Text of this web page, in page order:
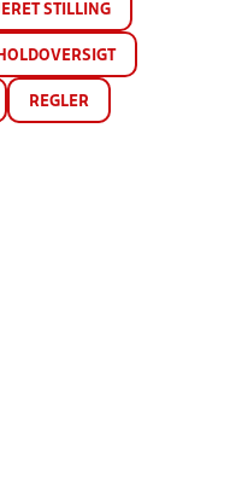
STILLING
HOLDOVERSIGT
REGLER